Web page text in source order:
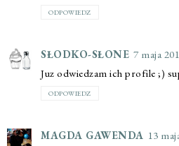
ODPOWIEDZ
SŁODKO-SŁONE 7 maja
Juz odwiedzam ich profile ;)
ODPOWIEDZ
MAGDA GAWENDA 13